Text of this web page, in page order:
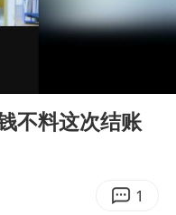
浙闽沿海
《披荆斩棘》
不料这次结账
1